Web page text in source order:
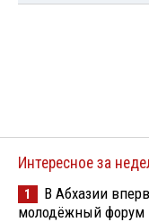
Интересное за
1
В Абхазии
молодёжный форум